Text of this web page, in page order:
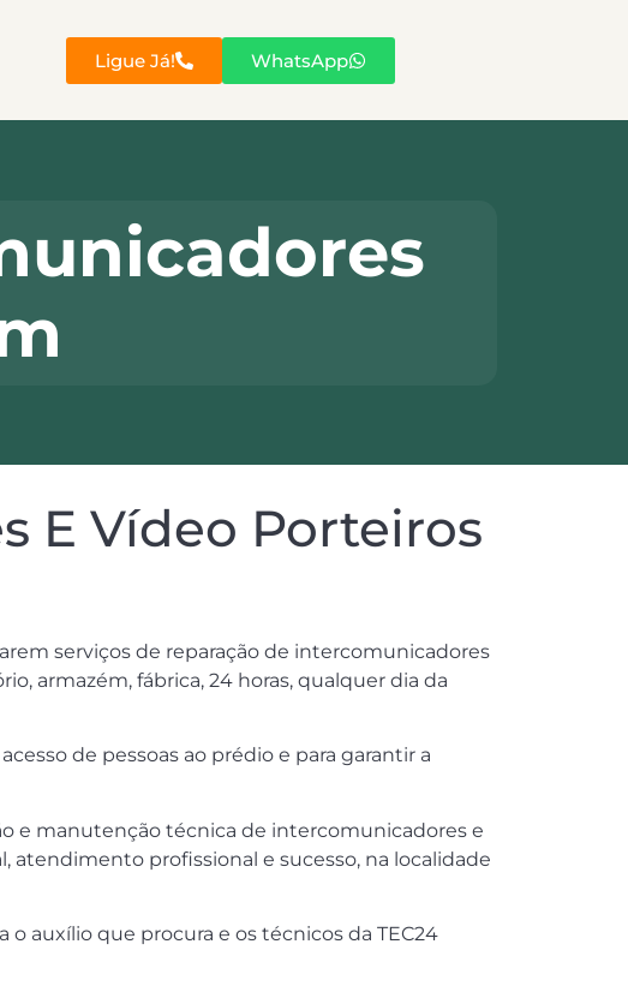
Ligue Já! WhatsApp
E Vídeo Porteiros
serviços de reparação de intercomunicadores
armazém, fábrica, 24 horas, qualquer dia da
de pessoas ao prédio e para garantir a
e manutenção técnica de intercomunicadores e
atendimento profissional e sucesso, na localidade
auxílio que procura e os técnicos da TEC24